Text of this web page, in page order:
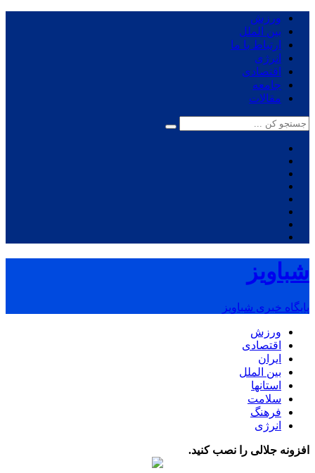
ورزش
بین الملل
ارتباط با ما
انرژی
اقتصادی
جامعه
مقالات
شباویز
پایگاه خبری شباویز
ورزش
اقتصادی
ایران
بین الملل
استانها
سلامت
فرهنگ
انرژی
افزونه جلالی را نصب کنید.